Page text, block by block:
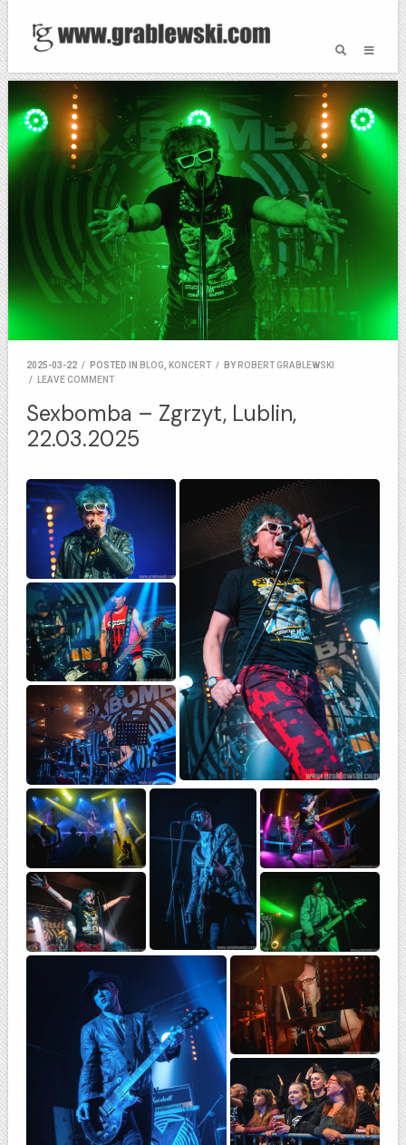
2025-03-22 / POSTED IN BLOG KONCERT / BY ROBERT GRABLEWSKI
/
LEAVE COMMENT
Sexbomba – Zgrzyt, Lublin,
22.03.2025